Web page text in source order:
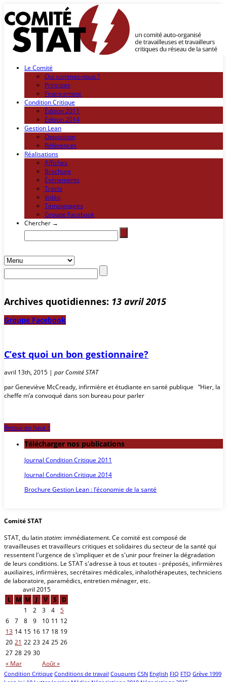
Le Comité
Qui sommes-nous ?
Principes
Financement
Condition Critique
Édition 2011
Édition 2014
Gestion Lean
Opposition
Références
Réalisations
Affiches
Brochure
Événements
Tracts
Vidéo
Témoignages
Groupe Facebook
Chercher →
Archives quotidiennes: 13 avril 2015
Groupe Facebook
C’est quoi un bon gestionnaire?
avril 13th, 2015 | par Comité STAT
par Geneviève McCready, infirmière et étudiante en santé publique “Hier, la
cheffe m’a convoqué dans son bureau pour parler
Retour en haut ↑
Télécharger nos publications
Journal Condition Critique 2011
Journal Condition Critique 2014
Brochure Gestion Lean : l’économie de la santé
Comité STAT
STAT, du latinstatim: immédiatement. Ce comité est composé de
travailleuses et travailleurs critiques et solidaires du secteur de la santé qui
ressentent l'urgence de s'impliquer et de s'unir pour freiner la dégradation
de leurs conditions. Le STAT s'adresse à tous et toutes - préposés, infirmières
auxiliaires, infirmières, secrétaires médicales, inhalothérapeutes, techniciens
de laboratoire, paramédics, entretien ménager, etc.
avril 2015
L
M M J V S D
« Mar Août »
1 2 3 4
5
6
7 8 9 10 11 12
13 14 15 16 17 18 19
20 21 22 23 24 25 26
27 28 29 30
Condition Critique Conditions de travail Coupures CSN English FIQ FTQ Grève 1999